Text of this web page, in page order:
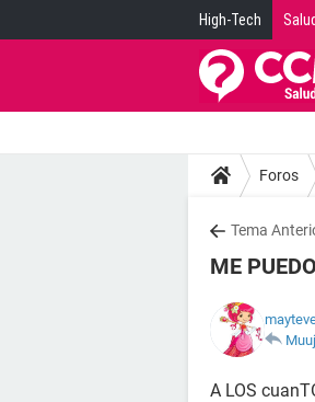
High-Tech Salud
Foros
Tema
ME
A LOS